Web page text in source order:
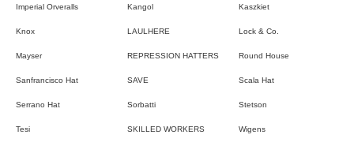
Imperial Orveralls Kangol Kaszkiet
Knox LAULHERE Lock & Co.
Mayser REPRESSION HATTERS Round House
Sanfrancisco Hat SAVE Scala Hat
Serrano Hat Sorbatti Stetson
Tesi SKILLED WORKERS Wigens